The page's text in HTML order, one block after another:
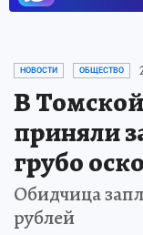
НОВОСТИ ОБЩЕСТВО
В
приняли
грубо
Обидчица
рублей